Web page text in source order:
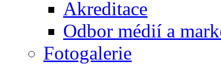
Akreditace
Odbor médií a
Fotogalerie